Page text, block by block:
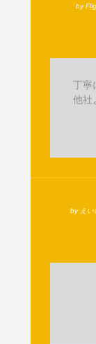
by
丁寧
他社
by えい